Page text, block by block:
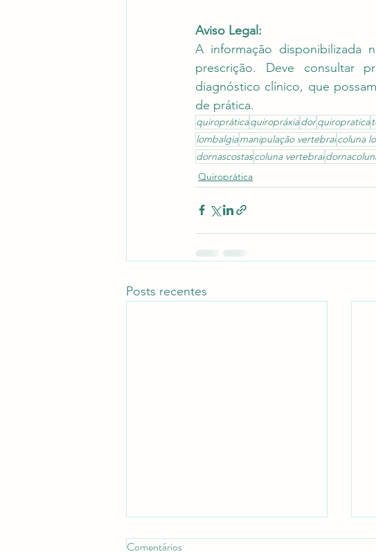
Aviso Legal:
A informação disponibilizada
prescrição. Deve consultar
diagnóstico clínico, que
de prática.
quiropráticaquiropráxiadorquiropratica
lombalgiamanipulação vertebralcoluna
dornascostascoluna vertebral
Quiroprática
Posts recentes
Comentários